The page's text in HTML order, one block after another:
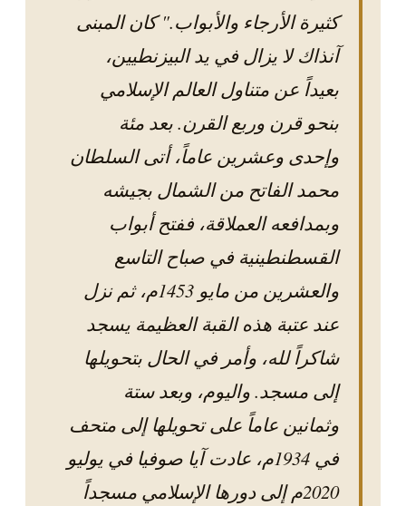
كثيرة الأرجاء والأبواب." كان المبنى
آنذاك لا يزال في يد البيزنطيين،
بعيداً عن متناول العالم الإسلامي
بنحو قرن وربع القرن. بعد مئة
وإحدى وعشرين عاماً، أتى السلطان
محمد الفاتح من الشمال بجيشه
وبمدافعه العملاقة، ففتح أبواب
القسطنطينية في صباح التاسع
والعشرين من مايو 1453م، ثم نزل
عند عتبة هذه القبة العظيمة يسجد
شاكراً لله، وأمر في الحال بتحويلها
إلى مسجد. واليوم، وبعد ستة
وثمانين عاماً على تحويلها إلى متحف
في 1934م، عادت آيا صوفيا في يوليو
2020م إلى دورها الإسلامي مسجداً
© 2026 Cab
Istanbul. All
rights
Strategically
redesigned
and
enhanced